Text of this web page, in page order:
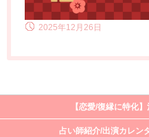
2025年12月26日
【恋愛/復縁に特化
占い師紹介/出演カレン